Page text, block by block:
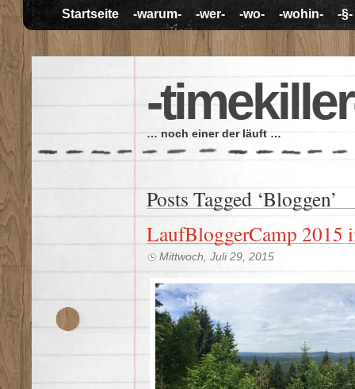
Startseite -warum- -wer- -wo- -wohin- -§-
-
… noch einer der läuft …
Posts Tagged ‘Bloggen’
LaufBloggerCamp 2015
Mittwoch, Juli 29, 2015